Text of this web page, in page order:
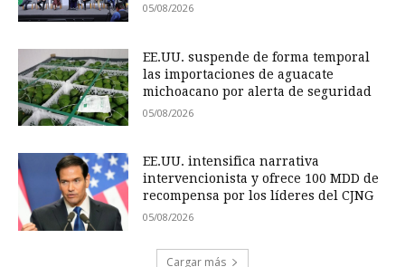
05/08/2026
EE.UU. suspende de forma temporal
las importaciones de aguacate
michoacano por alerta de seguridad
05/08/2026
EE.UU. intensifica narrativa
intervencionista y ofrece 100 MDD de
recompensa por los líderes del CJNG
05/08/2026
Cargar más